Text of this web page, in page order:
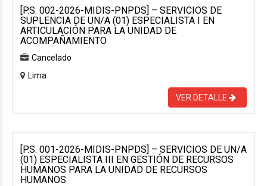
[P.S. 002-2026-MIDIS-PNPDS] – SERVICIOS DE
SUPLENCIA DE UN/A (01) ESPECIALISTA I EN
ARTICULACIÓN PARA LA UNIDAD DE
ACOMPAÑAMIENTO
Cancelado
Lima
VER DETALLE
[P.S. 001-2026-MIDIS-PNPDS] – SERVICIOS DE UN/A
(01) ESPECIALISTA III EN GESTIÓN DE RECURSOS
HUMANOS PARA LA UNIDAD DE RECURSOS
HUMANOS